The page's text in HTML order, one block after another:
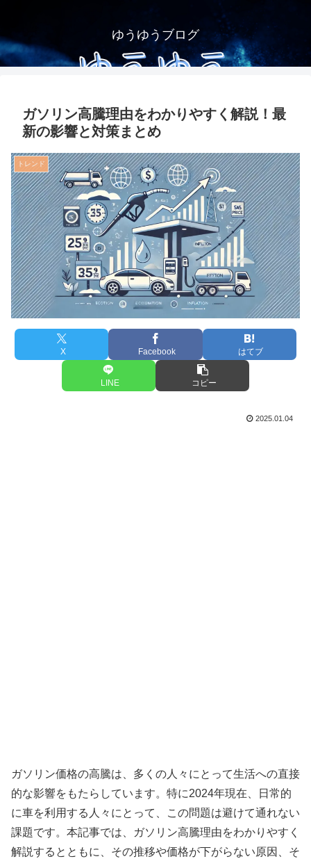
ゆうゆうブログ
ガソリン高騰理由をわかりやすく解説！最
新の影響と対策まとめ
トレンド
X Facebook はてブ
LINE コピー
2025.01.04
ガソリン価格の高騰は、多くの人々にとって生活への直接
的な影響をもたらしています。特に2024年現在、日常的
に車を利用する人々にとって、この問題は避けて通れない
課題です。本記事では、ガソリン高騰理由をわかりやすく
解説するとともに、その推移や価格が下がらない原因、そ